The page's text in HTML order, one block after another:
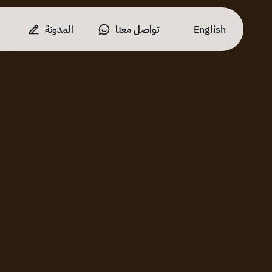
المدونة تواصل معنا English